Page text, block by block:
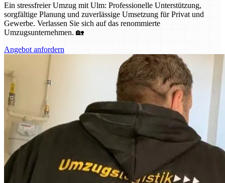
Ein stressfreier Umzug mit Ulm: Professionelle Unterstützung,
sorgfältige Planung und zuverlässige Umsetzung für Privat und
Gewerbe. Verlassen Sie sich auf das renommierte
Umzugsunternehmen. 🏡
Angebot anfordern